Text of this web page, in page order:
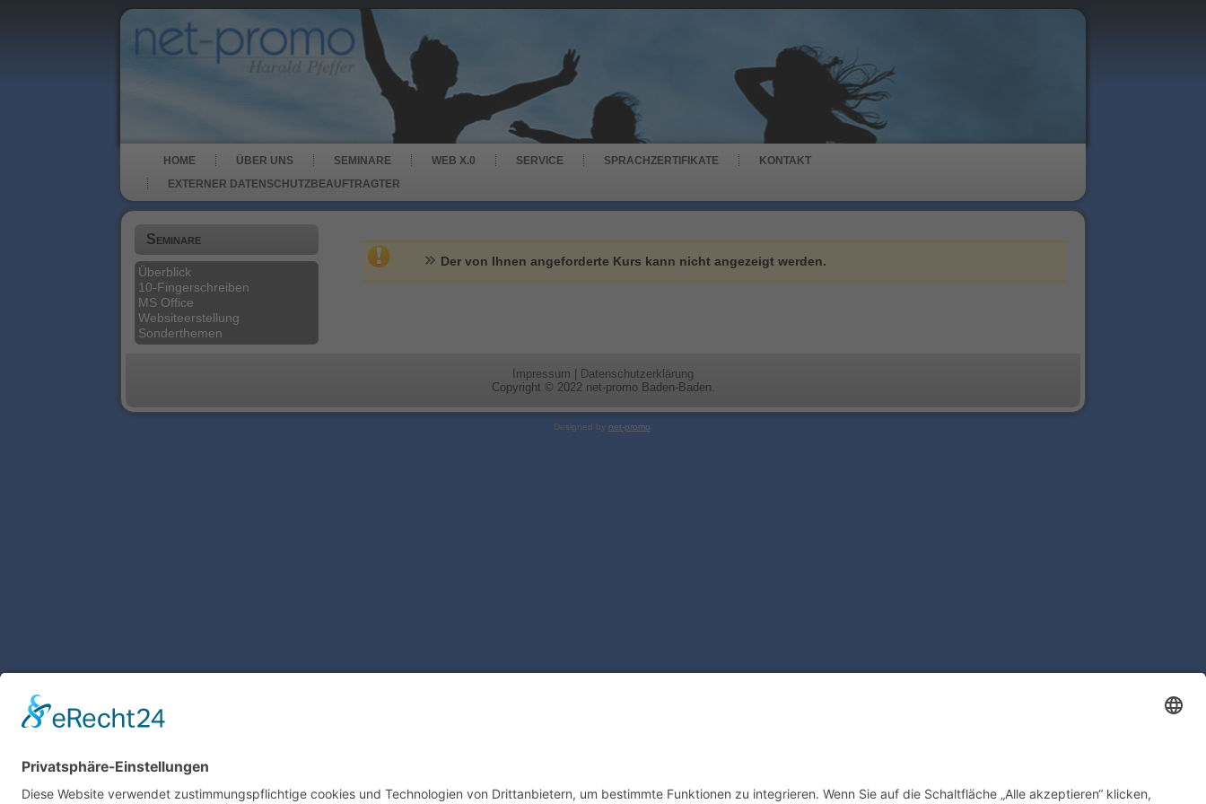
HOME ÜBER UNS SEMINARE WEB X.0 SERVICE SPRACHZERTIFIKATE
KONTAKT
EXTERNER DATENSCHUTZBEAUFTRAGTER
Seminare
Überblick
10-Fingerschreiben
MS Office
Websiteerstellung
Sonderthemen
Der von Ihnen angeforderte Kurs kann nicht angezeigt werden.
Impressum
Datenschutzerklärung
Copyright © 2022 net-promo Baden-Baden.
Designed by net-promo